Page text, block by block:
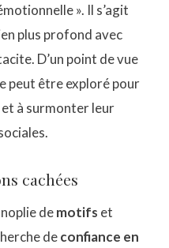
». Il s’agit
plus profond avec
D’un point de vue
peut être exploré pour
à surmonter leur
cachées
demotifs et
deconfiance en